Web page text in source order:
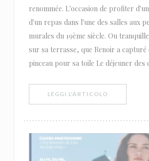
renommée. L'occasion de profiter
d'un repas dans l'une des salles aux
murales du 19ème siècle. Ou
sur sa terrasse, que Renoir a capturé
pinceau pour sa toile Le déjeuner des
LEGGI L'ARTICOLO((APRE UNA